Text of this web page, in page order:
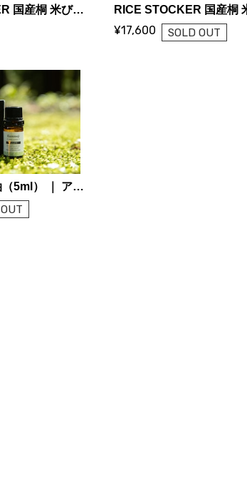
RICE STOCKER 国産桐 米びつ ライスストッカー【2kg 蜜蝋】 | KIRIFT 美術木箱うらた | KIRIFT Artwork wooden box Urata
¥17,600 SOLD OUT
クロモジの精油（5ml） ｜ アロマセレクト